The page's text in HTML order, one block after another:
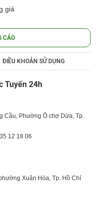
giá
CÁO
ĐIỀU KHOẢN SỬ DỤNG
Tuyến 24h
Cầu, Phường Ô chợ Dừa, Tp.
35 12 18 06
Xuân Hòa, Tp. Hồ Chí